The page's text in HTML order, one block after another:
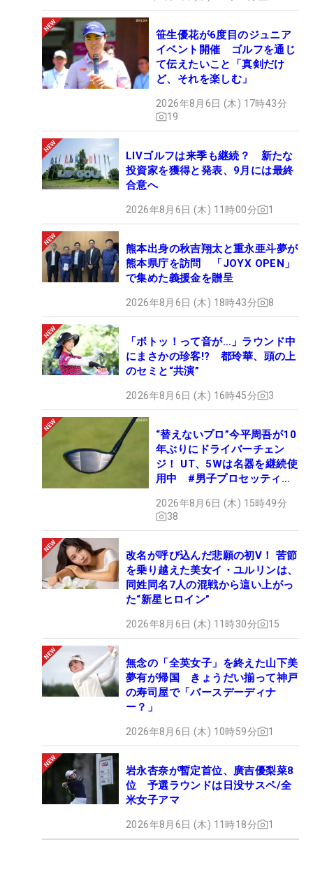
笹生優花が6度目のジュニア
イベント開催 ゴルフを通じ
て伝えたいこと「真剣だけ
ど、それを楽しむ」
2026年8月6日 (木) 17時43分
19
LIVゴルフは来季も継続？ 新たな
投資家を獲得と発表、9月には最終
合意へ
2026年8月6日 (木) 11時00分 1
熊本出身の秋吉翔太と重永亜斗夢が
熊本県庁を訪問 「JOYX OPEN」
で集めた義援金を贈呈
2026年8月6日 (木) 18時43分 8
「ボトッ！って音が…」ラウンド中
にまさかの珍客!? 都玲華、頭の上
のセミと“共演”
2026年8月6日 (木) 16時45分 3
“替えないプロ”今平周吾が10
年ぶりにドライバーチェン
ジ！ UT、5Wは名器を継続使
用中 #男子プロセッティン
2026年8月6日 (木) 15時49分
38
改名が呼び込んだ悲願の初V！ 苦節
を乗り越えた美女イ・ユルリンは、
同姓同名7人の混戦から這い上がっ
た“新星ヒロイン”
2026年8月6日 (木) 11時30分 15
無念の「全英女子」を終えた山下美
夢有が帰国 きょうだい揃って神戸
の寿司屋で「バースデーディナ
ー？」
2026年8月6日 (木) 10時59分 1
岩永杏奈が暫定首位、廣吉優梨菜8
位 予選ラウンドは日没サスペ/全
米女子アマ
2026年8月6日 (木) 11時18分 1